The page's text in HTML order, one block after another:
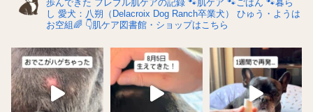
歩んできた フレブル肌ケアの記録 🐾肌ケア 🐾ごはん 🐾暮ら
し 愛犬：八朔（Delacroix Dog Ranch卒業犬）
ひゅう・ようは
お空組🌈 👇肌ケア図書館・ショップはこちら